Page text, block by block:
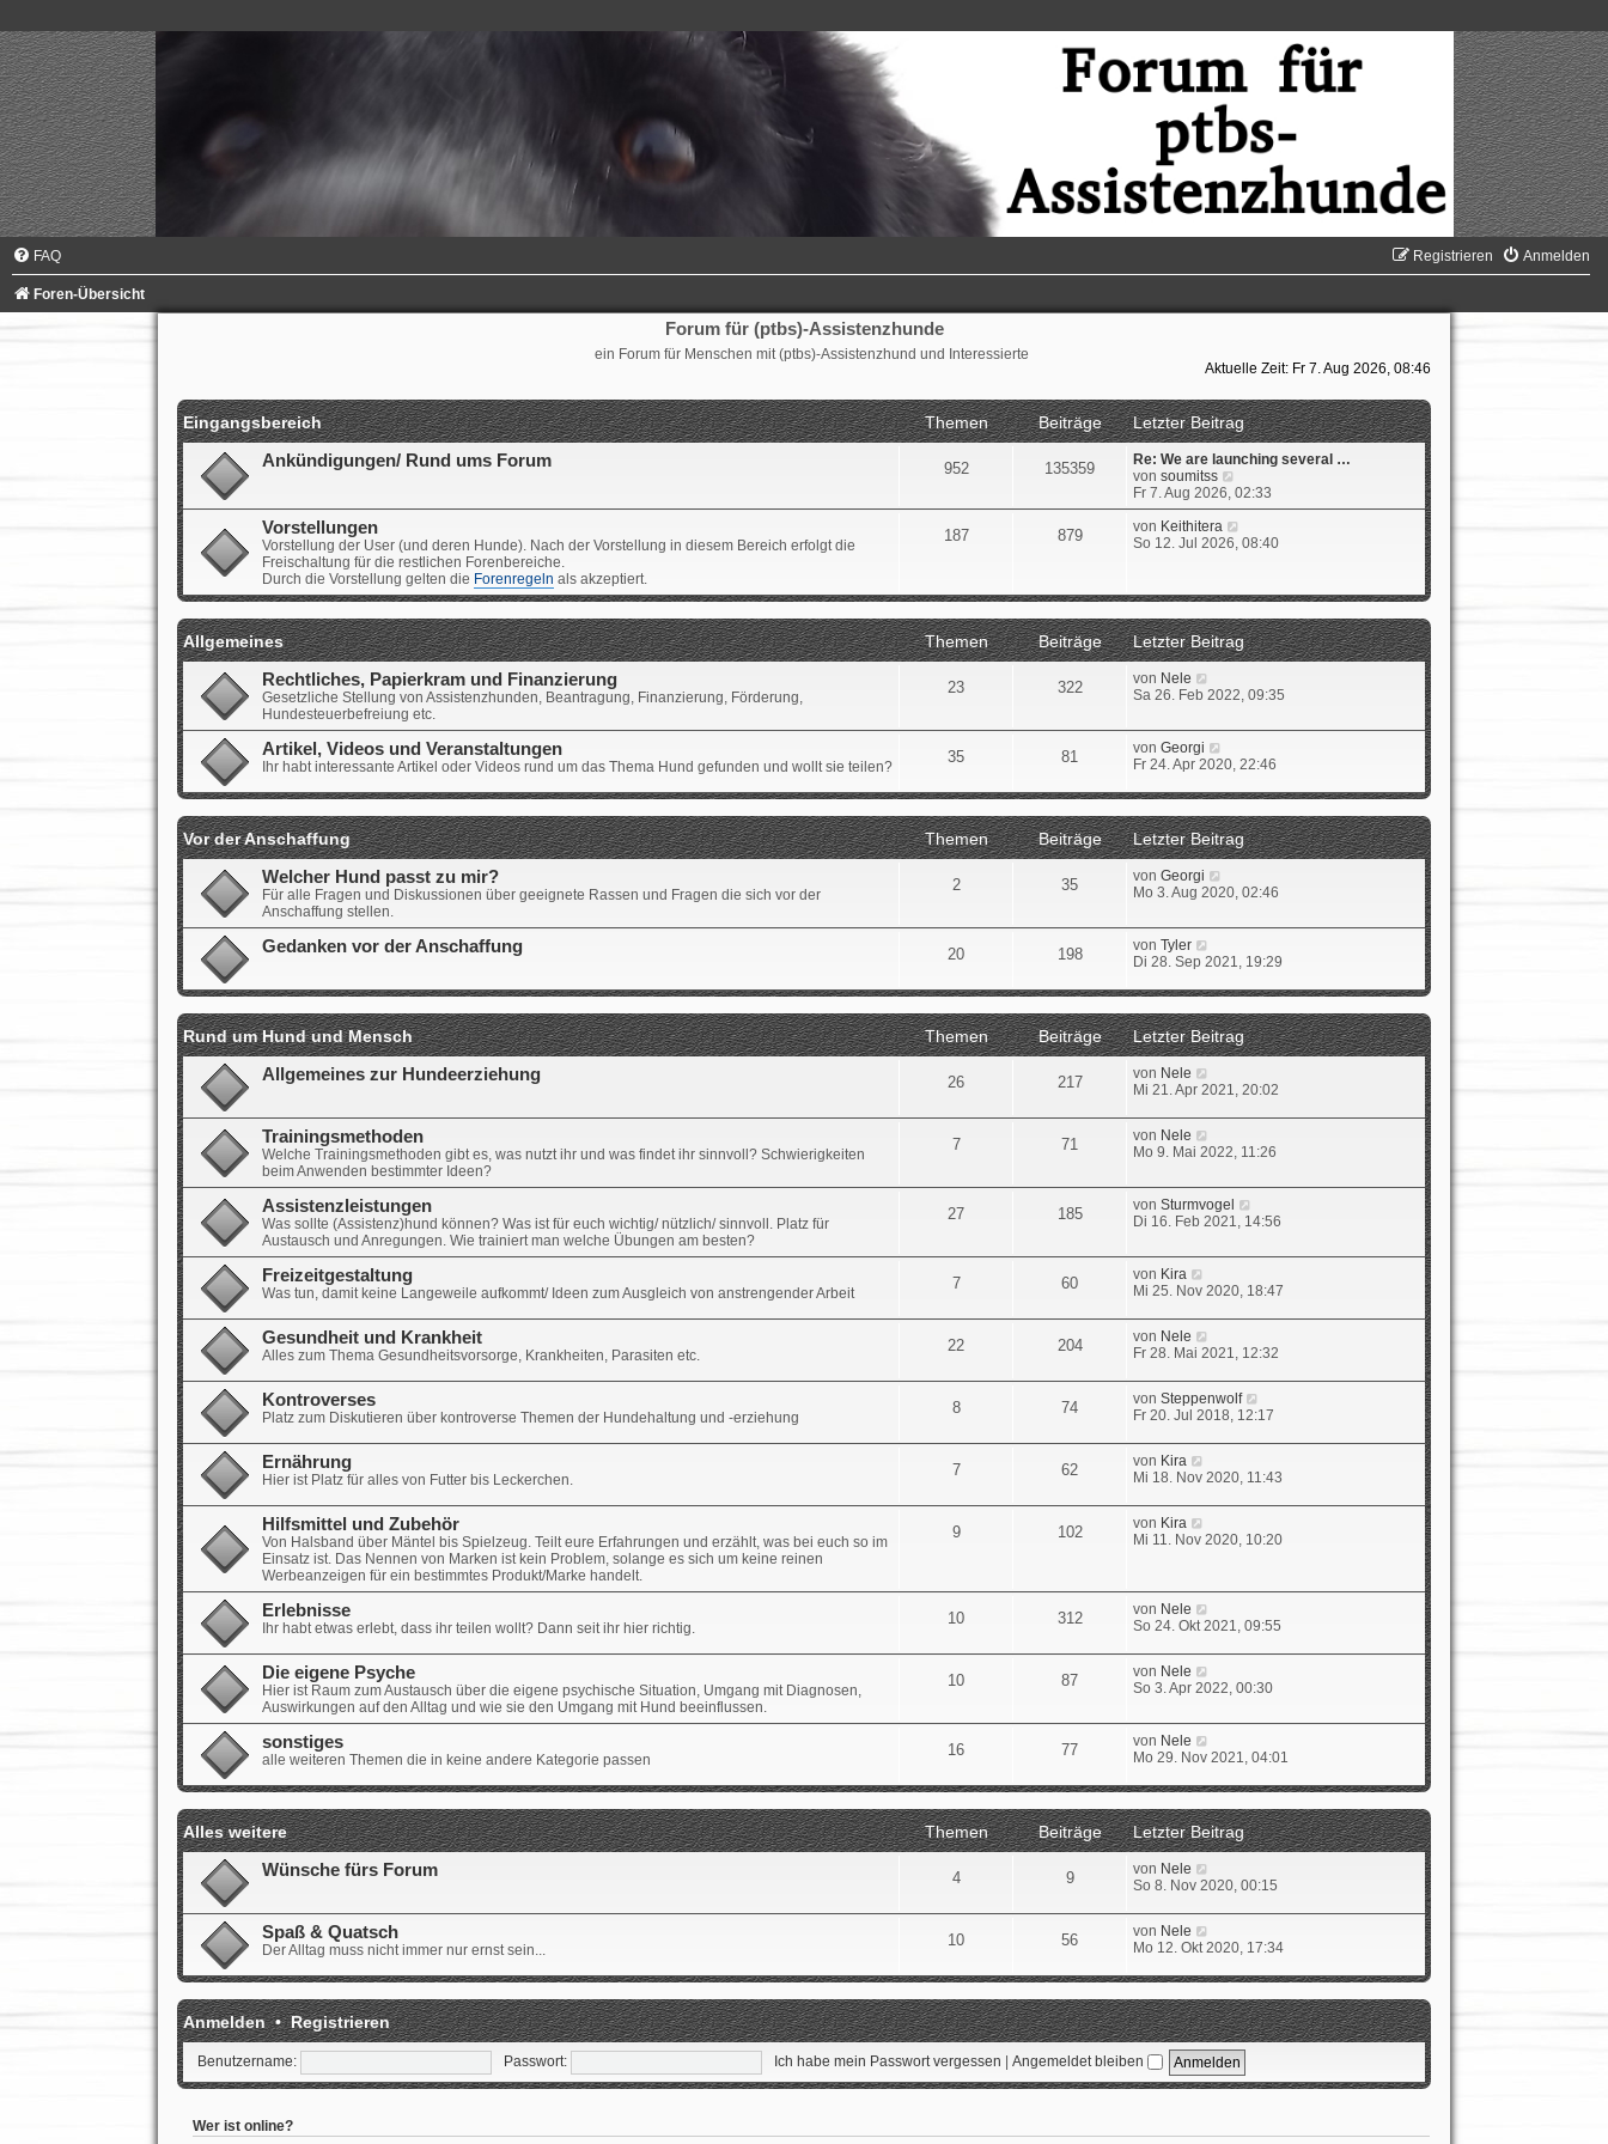
FAQ Anmelden
Registrieren
Foren-Übersicht
Forum für (ptbs)-Assistenzhunde
ein Forum für Menschen mit (ptbs)-Assistenzhund und Interessierte
Aktuelle Zeit: Fr 7. Aug 2026, 08:46
Eingangsbereich Themen Beiträge
Letzter Beitrag
Ankündigungen/ Rund ums Forum
952 135359
Re: We are launching several …
vonsoumitss
e
u
e
s
r
e
i
t
a
Fr 7. Aug 2026, 02:33
Vorstellungen
Vorstellung der User (und deren Hunde). Nach der Vorstellung in diesem Bereich erfolgt die
Freischaltung für die restlichen Forenbereiche.
Durch die Vorstellung gelten die Forenregeln als akzeptiert.
187 879 von Keithitera
e
s
e
r
B
r
g
So 12. Jul 2026, 08:40
Allgemeines Themen Beiträge
Letzter Beitrag
Rechtliches, Papierkram und Finanzierung
Gesetzliche Stellung von Assistenzhunden, Beantragung, Finanzierung, Förderung,
Hundesteuerbefreiung etc.
23 322 von Nele
e
e
s
t
r
e
i
t
r
a
Sa 26. Feb 2022, 09:35
Artikel, Videos und Veranstaltungen
Ihr habt interessante Artikel oder Videos rund um das Thema Hund gefunden und wollt sie teilen?
35 81 vonGeorgi
e
e
s
t
e
r
e
t
a
Fr 24. Apr 2020, 22:46
Vor der Anschaffung Themen Beiträge
Letzter Beitrag
Welcher Hund passt zu mir?
Für alle Fragen und Diskussionen über geeignete Rassen und Fragen die sich vor der
Anschaffung stellen.
2 35 vonGeorgi
e
e
t
r
e
i
t
a
Mo 3. Aug 2020, 02:46
Gedanken vor der Anschaffung 20 198 vonTyler
e
e
s
t
e
r
e
r
a
Di 28. Sep 2021, 19:29
Rund um Hund und Mensch Themen Beiträge
Letzter Beitrag
Allgemeines zur Hundeerziehung
26 217 von Nele
e
e
t
r
B
e
t
a
Mi 21. Apr 2021, 20:02
Trainingsmethoden
Welche Trainingsmethoden gibt es, was nutzt ihr und was findet ihr sinnvoll? Schwierigkeiten
beim Anwenden bestimmter Ideen?
7 71 von Nele
e
e
s
t
e
i
t
a
Mo 9. Mai 2022, 11:26
Assistenzleistungen
Was sollte (Assistenz)hund können? Was ist für euch wichtig/ nützlich/ sinnvoll. Platz für
Austausch und Anregungen. Wie trainiert man welche Übungen am besten?
27 185 vonSturmvogel
e
e
t
r
e
t
r
a
Di 16. Feb 2021, 14:56
Freizeitgestaltung
Was tun, damit keine Langeweile aufkommt/ Ideen zum Ausgleich von anstrengender Arbeit
7 60 von Kira
e
e
s
t
B
e
i
r
g
Mi 25. Nov 2020, 18:47
Gesundheit und Krankheit
Alles zum Thema Gesundheitsvorsorge, Krankheiten, Parasiten etc.
22 204 von Nele
e
e
s
t
B
e
i
r
Fr 28. Mai 2021, 12:32
Kontroverses
Platz zum Diskutieren über kontroverse Themen der Hundehaltung und -erziehung
8 74 vonSteppenwolf
e
e
t
B
e
r
g
Fr 20. Jul 2018, 12:17
Ernährung
Hier ist Platz für alles von Futter bis Leckerchen.
7 62 von Kira
e
e
t
B
e
i
r
a
g
Mi 18. Nov 2020, 11:43
Hilfsmittel und Zubehör
Von Halsband über Mäntel bis Spielzeug. Teilt eure Erfahrungen und erzählt, was bei euch so im
Einsatz ist. Das Nennen von Marken ist kein Problem, solange es sich um keine reinen
Werbeanzeigen für ein bestimmtes Produkt/Marke handelt.
9 102 von Kira
e
s
t
e
B
e
i
r
a
g
Mi 11. Nov 2020, 10:20
Erlebnisse
Ihr habt etwas erlebt, dass ihr teilen wollt? Dann seit ihr hier richtig.
10 312 von Nele
e
e
t
r
e
t
r
a
g
So 24. Okt 2021, 09:55
Die eigene Psyche
Hier ist Raum zum Austausch über die eigene psychische Situation, Umgang mit Diagnosen,
Auswirkungen auf den Alltag und wie sie den Umgang mit Hund beeinflussen.
10 87 von Nele
e
e
t
r
e
i
t
a
So 3. Apr 2022, 00:30
sonstiges
alle weiteren Themen die in keine andere Kategorie passen
16 77 von Nele
e
e
s
t
e
r
e
r
a
g
Mo 29. Nov 2021, 04:01
Alles weitere Themen Beiträge
Letzter Beitrag
Wünsche fürs Forum
4 9 von Nele
e
e
t
r
B
e
i
t
r
a
So 8. Nov 2020, 00:15
Spaß & Quatsch
Der Alltag muss nicht immer nur ernst sein...
10 56 von Nele
e
e
s
t
e
r
B
e
Mo 12. Okt 2020, 17:34
Anmelden•Registrieren
Benutzername: Passwort: Ich habe mein Passwort vergessen Angemeldet bleiben
Wer ist online?